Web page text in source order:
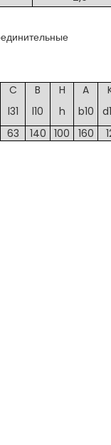
C
l31
B
l10
H
h
A
b10
63 140 100 160